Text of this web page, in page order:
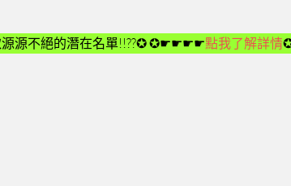
源不絕的潛在名單!!??✪✪☛☛☛☛點我了解詳情